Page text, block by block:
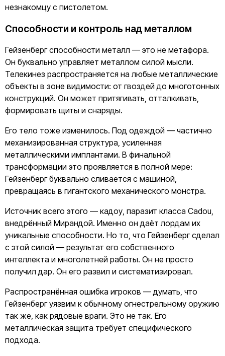
незнакомцу с пистолетом.
Способности и контроль над металлом
Гейзенберг способности металл — это не метафора.
Он буквально управляет металлом силой мысли.
Телекинез распространяется на любые металлические
объекты в зоне видимости: от гвоздей до многотонных
конструкций. Он может притягивать, отталкивать,
формировать щиты и снаряды.
Его тело тоже изменилось. Под одеждой — частично
механизированная структура, усиленная
металлическими имплантами. В финальной
трансформации это проявляется в полной мере:
Гейзенберг буквально сливается с машиной,
превращаясь в гигантского механического монстра.
Источник всего этого — кадоу, паразит класса Cadou,
внедрённый Мирандой. Именно он даёт лордам их
уникальные способности. Но то, что Гейзенберг сделал
с этой силой — результат его собственного
интеллекта и многолетней работы. Он не просто
получил дар. Он его развил и систематизировал.
Распространённая ошибка игроков — думать, что
Гейзенберг уязвим к обычному огнестрельному оружию
так же, как рядовые враги. Это не так. Его
металлическая защита требует специфического
подхода.